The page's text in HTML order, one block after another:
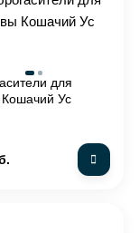
для
Кошачий Ус